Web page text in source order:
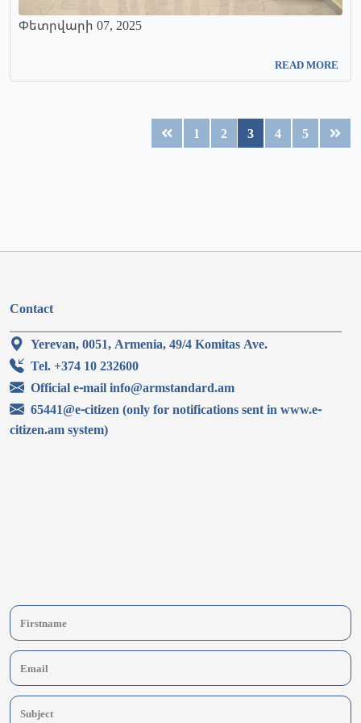
Փետրվարի 07, 2025
READ MORE
1 2 3 4 5
Contact
Yerevan, 0051, Armenia, 49/4 Komitas Ave.
Tel. +374 10 232600
Official e-mail info@armstandard.am
65441@e-citizen (only for notifications sent in www.e-
citizen.am system)